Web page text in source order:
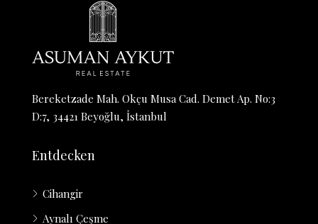
Bereketzade Mah. Okçu Musa Cad. Demet Ap. No:3
D:7, 34421 Beyoğlu, İstanbul
Entdecken
Cihangir
Aynalı Çeşme